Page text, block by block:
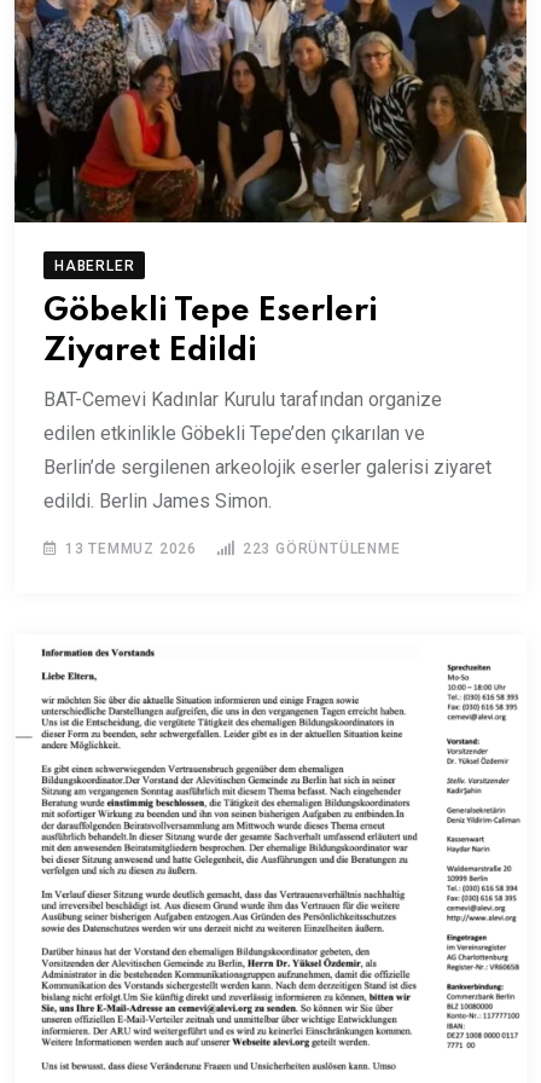
HABERLER
Göbekli Tepe Eserleri
Ziyaret Edildi
BAT-Cemevi Kadınlar Kurulu tarafından organize
edilen etkinlikle Göbekli Tepe’den çıkarılan ve
Berlin’de sergilenen arkeolojik eserler galerisi ziyaret
edildi. Berlin James Simon.
13 TEMMUZ 2026 223 GÖRÜNTÜLENME